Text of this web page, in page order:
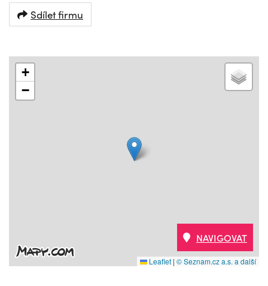
Sdílet firmu
+
−
Leaflet | © Seznam.cz a.s. a další
NAVIGOVAT